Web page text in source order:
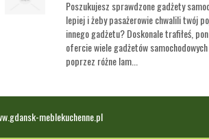
Poszukujesz sprawdzone gadżety
lepiej i żeby pasażerowie chwalili twój
innego gadżetu? Doskonale trafiłeś,
ofercie wiele gadżetów
poprzez różne lam...
meblekuchenne.pl